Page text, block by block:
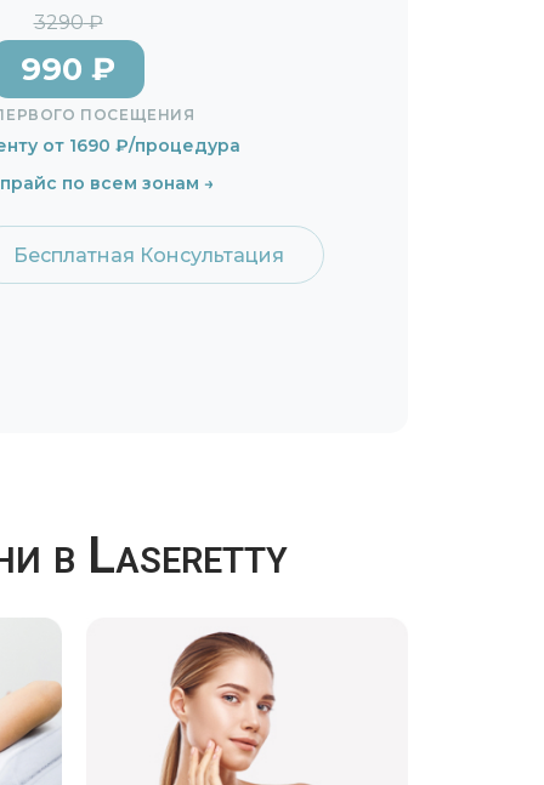
3290₽
990 ₽
ПОСЕЩЕНИЯ
от 1690 ₽/процедура
по всем зонам →
Бесплатная Консультация
в Laseretty